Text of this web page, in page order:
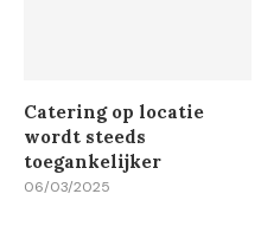
Catering op locatie
wordt steeds
toegankelijker
06/03/2025